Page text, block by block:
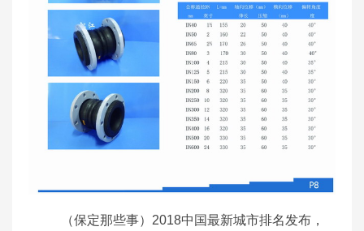
（保定那些事）2018中国最新城市排名发布，